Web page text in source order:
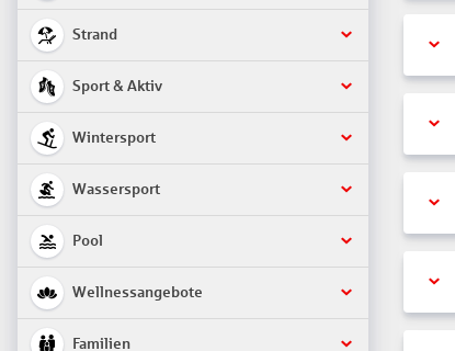
Strand
Sport & Aktiv
Wintersport
Wassersport
Pool
Wellnessangebote
Familien